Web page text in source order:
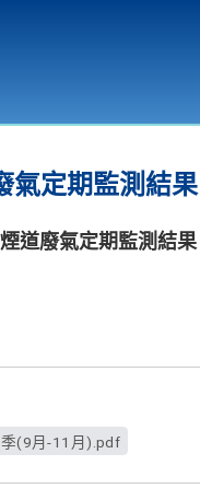
氣定期監測結果
道廢氣定期監測結果
(9月-11月).pdf